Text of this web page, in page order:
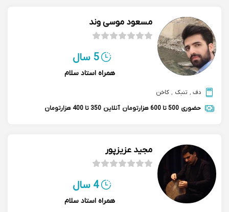
مسعود موسی وند
5 سال
همراه استاد سلام
دف , تنبک , کاخن
حضوری 500 تا 600 هزارتومان آنلاین 350 تا 400 هزارتومان
مجید عزیزپور
4 سال
همراه استاد سلام